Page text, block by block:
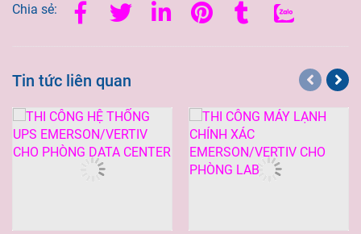
Chia sẻ:
Tin tức liên quan